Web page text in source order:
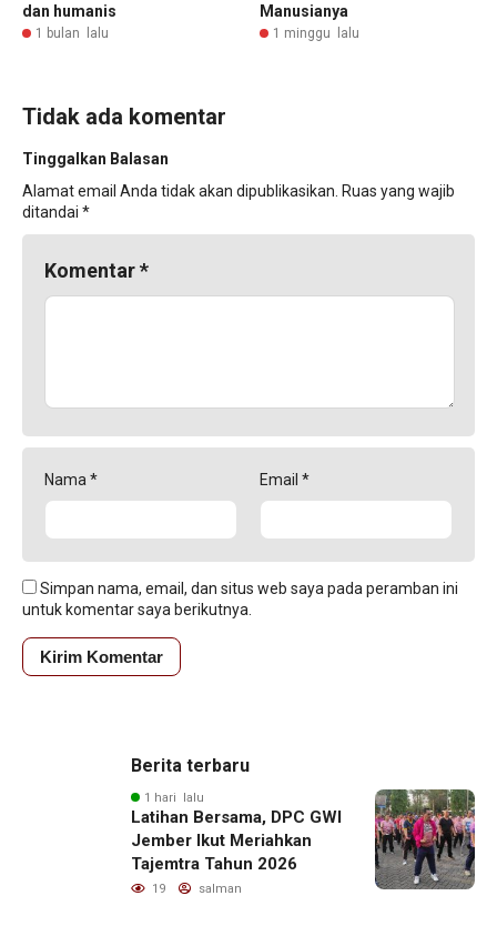
dan humanis
1 bulan lalu
Manusianya
1 minggu lalu
Tidak ada komentar
Tinggalkan Balasan
Alamat email Anda tidak akan dipublikasikan. Ruas yang wajib
ditandai *
Komentar*
Nama * Email *
Simpan nama, email, dan situs web saya pada peramban ini
untuk komentar saya berikutnya.
Berita terbaru
1 hari lalu
Latihan Bersama, DPC GWI
Jember Ikut Meriahkan
Tajemtra Tahun 2026
19 salman